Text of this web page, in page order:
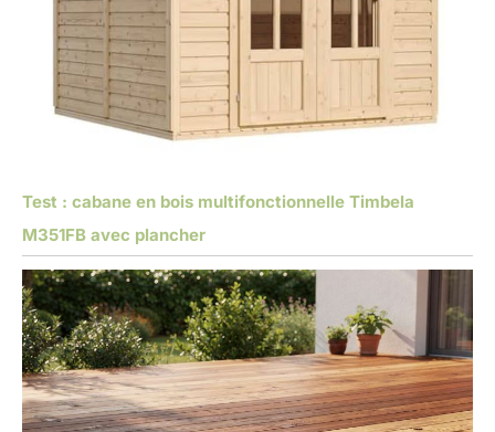
Test : cabane en bois multifonctionnelle Timbela
M351FB avec plancher